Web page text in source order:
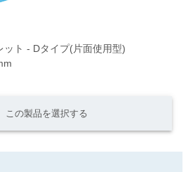
ット - Dタイプ(片面使用型)
この製品を選択する